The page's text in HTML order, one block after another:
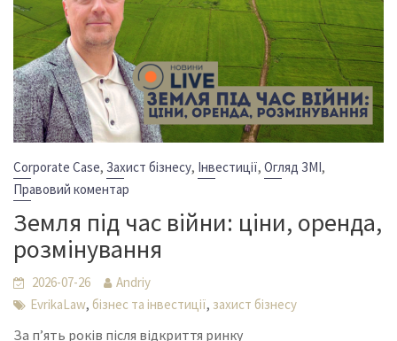
Corporate Case, Захист бізнесу, Інвестиції,Огляд ЗМІ,
Правовий коментар
Земля під час війни: ціни, оренда,
розмінування
2026-07-26
Andriy
EvrikaLaw, бізнес та інвестиції, захист бізнесу
За п’ять років після відкриття ринку